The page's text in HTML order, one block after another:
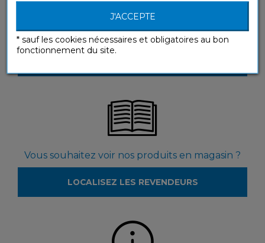
?
Vous souhaitez voir nos produits en magasin ?
LOCALISEZ LES REVENDEURS
J'ACCEPTE
* sauf les cookies nécessaires et obligatoires au bon
fonctionnement du site.